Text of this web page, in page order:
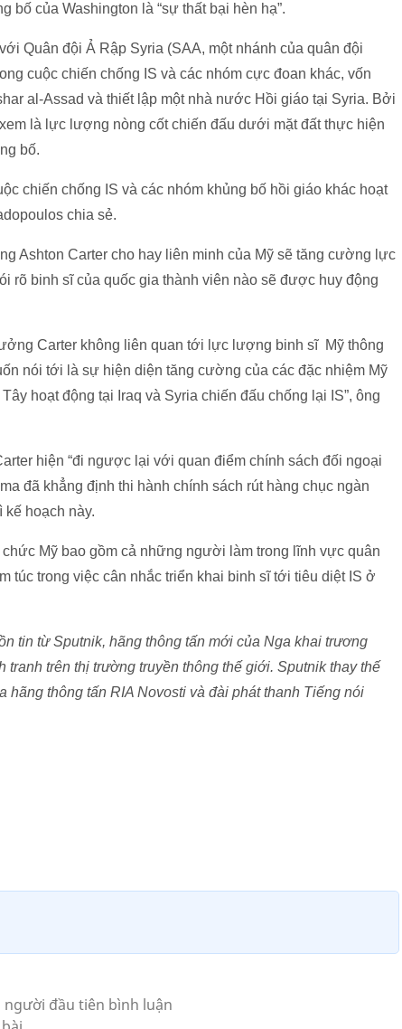
của Washington là “sự thất bại hèn hạ”.
Quân đội Ả Rập Syria (SAA, một nhánh của quân đội
cuộc chiến chống IS và các nhóm cực đoan khác, vốn
al-Assad và thiết lập một nhà nước Hồi giáo tại Syria. Bởi
là lực lượng nòng cốt chiến đấu dưới mặt đất thực hiện
bố.
chiến chống IS và các nhóm khủng bố hồi giáo khác hoạt
chia sẻ.
Ashton Carter cho hay liên minh của Mỹ sẽ tăng cường lực
rõ binh sĩ của quốc gia thành viên nào sẽ được huy động
Carter không liên quan tới lực lượng binh sĩ Mỹ thông
nói tới là sự hiện diện tăng cường của các đặc nhiệm Mỹ
hoạt động tại Iraq và Syria chiến đấu chống lại IS”, ông
hiện “đi ngược lại với quan điểm chính sách đối ngoại
đã khẳng định thi hành chính sách rút hàng chục ngàn
kế hoạch này.
Mỹ bao gồm cả những người làm trong lĩnh vực quân
túc trong việc cân nhắc triển khai binh sĩ tới tiêu diệt IS ở
tin từ Sputnik, hãng thông tấn mới của Nga khai trương
tranh trên thị trường truyền thông thế giới. Sputnik thay thế
hãng thông tấn RIA Novosti và đài phát thanh Tiếng nói